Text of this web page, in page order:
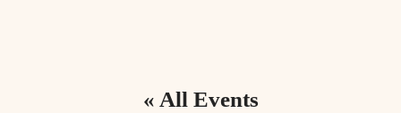
« All Events